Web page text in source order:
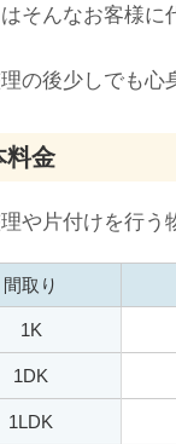
そんなお客様に
の後少しでも心
料金
や片付けを行う
間取り
1K
1DK
1LDK